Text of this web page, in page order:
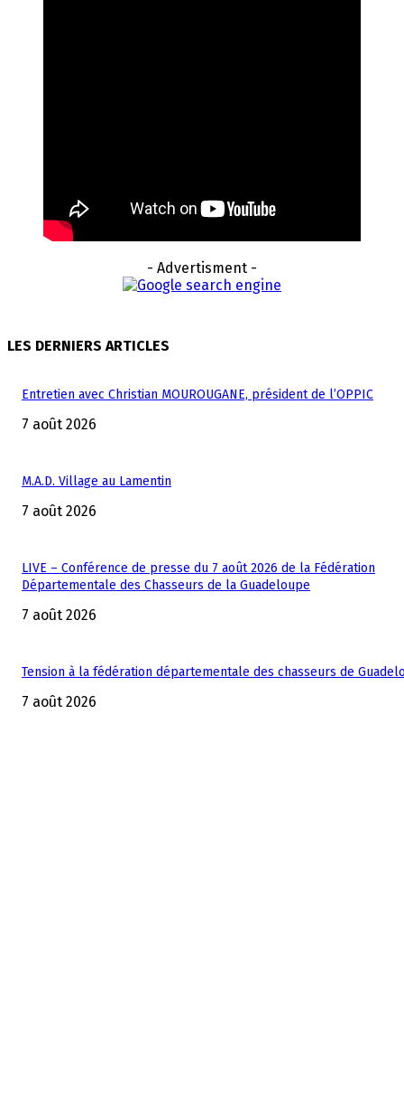
- Advertisment -
LES DERNIERS ARTICLES
Entretien avec Christian MOUROUGANE, président de l’OPPIC
7 août 2026
M.A.D. Village au Lamentin
7 août 2026
LIVE – Conférence de presse du 7 août 2026 de la Fédération
Départementale des Chasseurs de la Guadeloupe
7 août 2026
Tension à la fédération départementale des chasseurs de
7 août 2026